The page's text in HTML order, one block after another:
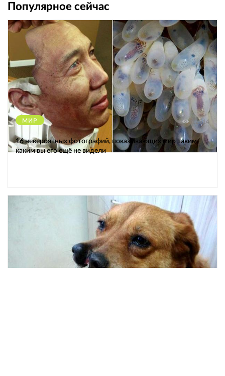
Популярное сейчас
МИР 12514
16 невероятных фотографий, показывающих мир таким,
каким вы его ещё не видели